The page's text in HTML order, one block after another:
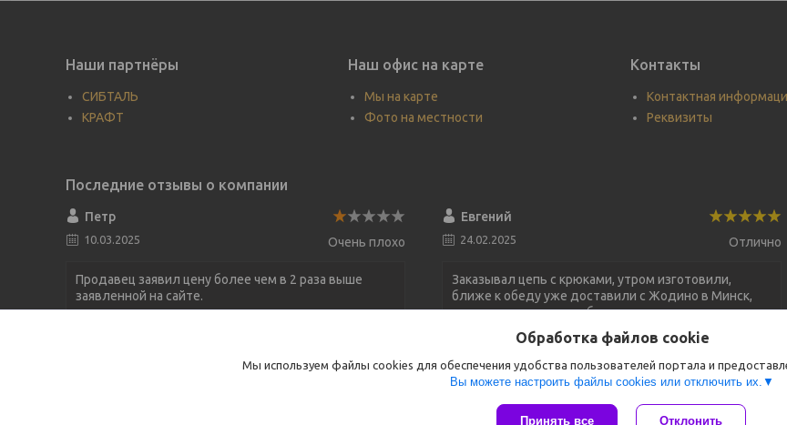
Наши партнёры
СИБТАЛЬ
КРАФТ
Наш офис на карте
Мы на карте
Фото на местности
Контакты
Контактная
Реквизиты
Петр
10.03.2025 Очень плохо
Продавец заявил цену более чем в 2 раза выше
заявленной на сайте.
Евгений
24.02.2025 Отлично
Заказывал цепь с крюками, утром изготовили,
ближе к обеду уже доставили с Жодино в Минск,
все оперативно, спасибо за товар и доставку, в
следующий раз буду только у Вас заказывать)))
Цепь с крюком ЦКР 6,3т/3м
Хорошее обслуживание
Обработка файлов cookie
Мы используем файлы cookies для обеспечения удобства пользователей портала и
Вы можете настроить файлы cookies или отключить их.
Принять все Отклонить